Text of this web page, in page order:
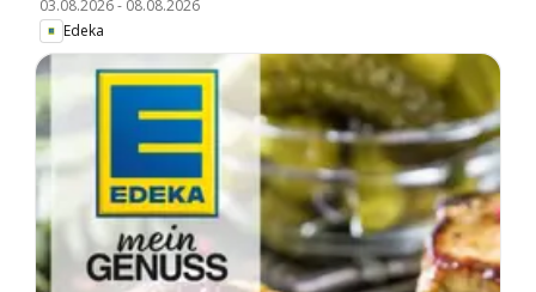
03.08.2026- 08.08.2026
Edeka